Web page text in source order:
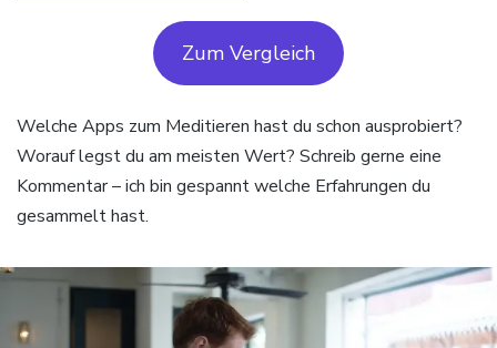
Zum Vergleich
Welche Apps zum Meditieren hast du schon ausprobiert?
Worauf legst du am meisten Wert? Schreib gerne eine
Kommentar – ich bin gespannt welche Erfahrungen du
gesammelt hast.